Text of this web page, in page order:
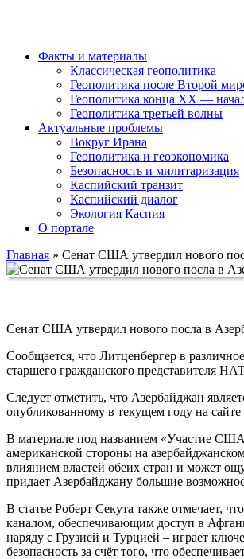
Факты и материалы
Классическая геополитика
Геополитика после Второй
Геополитика конца XX —
Геополитика третьей волны
Актуальные проблемы
Вокруг Ирана
Геополитика и геоэкономика
Безопасность и милитаризация
Каспийский транзит
Каспийский диалог
Экология Каспия
О портале
Главная » Сенат США утвердил нового
Сенат США утвердил нового посла в
Сообщается, что Литценбергер в
старшего гражданского представителя
Следует отметить, что Азербайджан
опубликованному в текущем году на
В материале под названием «Участие США
американской стороны на
влиянием властей обеих стран и может
придает Азербайджану большие
В статье Роберт Секута также отмечает,
каналом, обеспечивающим доступ в
наряду с Грузией и Турцией – играет
безопасность за счёт того, что